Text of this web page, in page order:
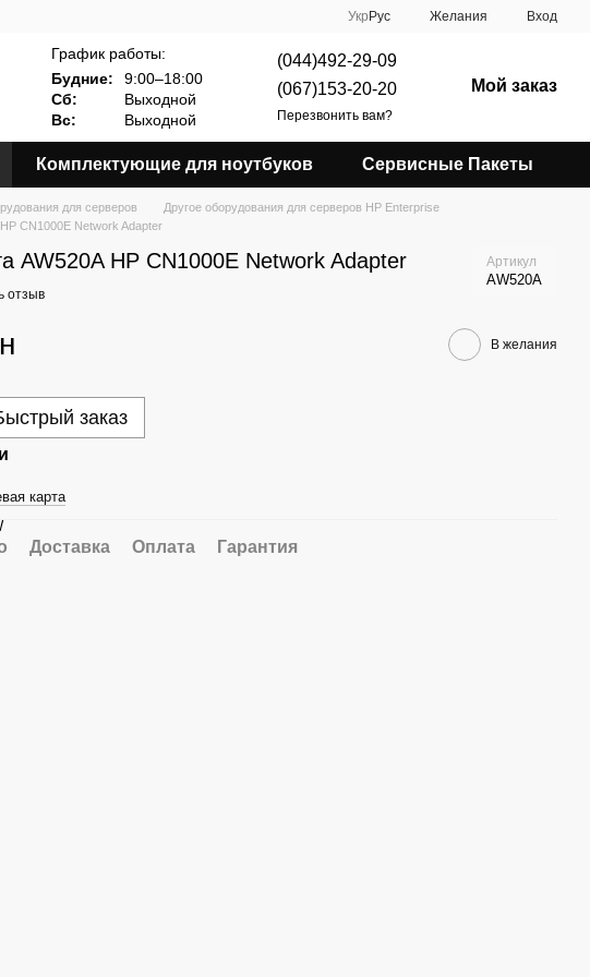
Укр Рус Желания Вход
График работы:
Будние:
9:00–18:00
Сб:
Выходной
Вс:
Выходной
(044)492-29-09
(067)153-20-20
Перезвонить вам?
Мой заказ
Комплектующие для ноутбуков Сервисные Пакеты
для серверов
Другое оборудования для серверов HP Enterprise
CN1000E Network Adapter
AW520A HP CN1000E Network Adapter Артикул
AW520A
отзыв
В желания
заказ
карта
Доставка Оплата Гарантия